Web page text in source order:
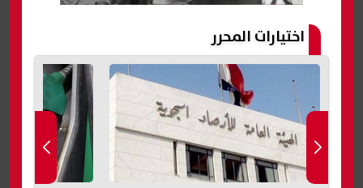
اختيارات المحرر